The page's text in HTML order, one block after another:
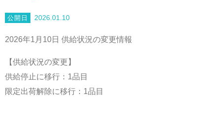
2026.01.10
2026年1月10日 供給状況の変更情報
【供給状況の変更】
供給停止に移行：1品目
限定出荷解除に移行：1品目